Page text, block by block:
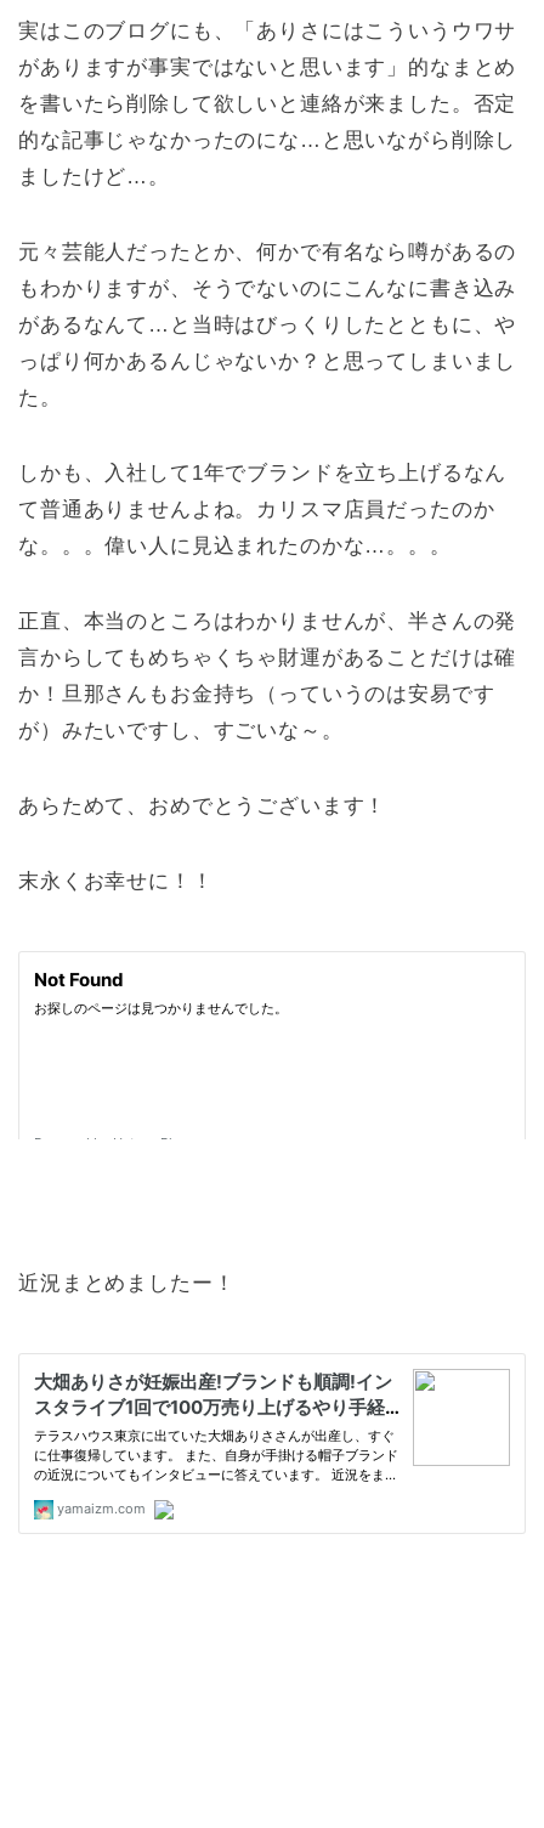
実はこのブログにも、「ありさにはこういうウワサ
がありますが事実ではないと思います」的なまとめ
を書いたら削除して欲しいと連絡が来ました。否定
的な記事じゃなかったのにな…と思いながら削除し
ましたけど…。
元々芸能人だったとか、何かで有名なら噂があるの
もわかりますが、そうでないのにこんなに書き込み
があるなんて…と当時はびっくりしたとともに、や
っぱり何かあるんじゃないか？と思ってしまいまし
た。
しかも、入社して1年でブランドを立ち上げるなん
て普通ありませんよね。カリスマ店員だったのか
な。。。偉い人に見込まれたのかな…。。。
正直、本当のところはわかりませんが、半さんの発
言からしてもめちゃくちゃ財運があることだけは確
か！旦那さんもお金持ち（っていうのは安易です
が）みたいですし、すごいな～。
あらためて、おめでとうございます！
末永くお幸せに！！
近況まとめましたー！